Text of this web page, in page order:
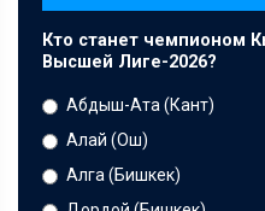
Кто станет чемпионом
Высшей Лиге-2026?
Абдыш-Ата (Кант)
Алай (Ош)
Алга (Бишкек)